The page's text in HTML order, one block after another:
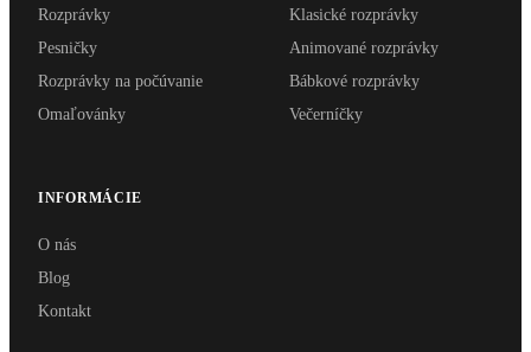
Rozprávky
Pesničky
Rozprávky na počúvanie
Omaľovánky
Klasické rozprávky
Animované rozprávky
Bábkové rozprávky
Večerníčky
INFORMÁCIE
O nás
Blog
Kontakt